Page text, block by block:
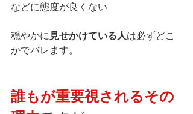
などに態度が良くない
穏やかに見せかけている人は必ずどこ
かでバレます。
誰もが重要視されるその